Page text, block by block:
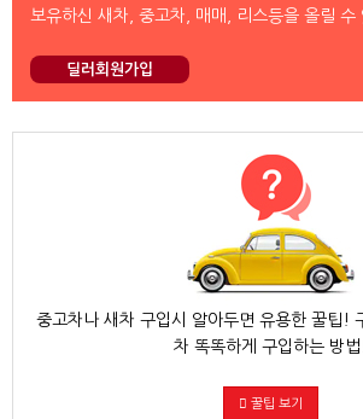
보유하신 새차, 중고차, 매매, 리스등을 올릴 수
딜러회원가입
중고차나 새차 구입시 알아두면 유용한 꿀팁!
차 똑똑하게 구입하는 방
꿀팁 보기